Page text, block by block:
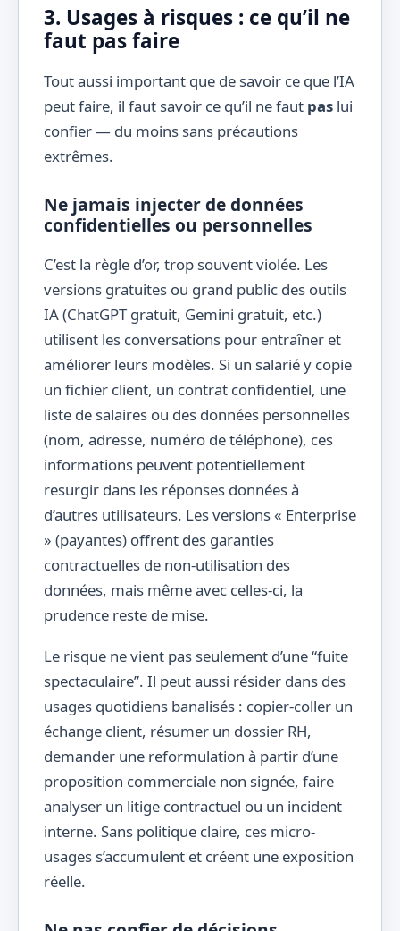
3. Usages à risques : ce qu’il ne
faut pas faire
Tout aussi important que de savoir ce que l’IA
peut faire, il faut savoir ce qu’il ne faut pas lui
confier — du moins sans précautions
extrêmes.
Ne jamais injecter de données
confidentielles ou personnelles
C’est la règle d’or, trop souvent violée. Les
versions gratuites ou grand public des outils
IA (ChatGPT gratuit, Gemini gratuit, etc.)
utilisent les conversations pour entraîner et
améliorer leurs modèles. Si un salarié y copie
un fichier client, un contrat confidentiel, une
liste de salaires ou des données personnelles
(nom, adresse, numéro de téléphone), ces
informations peuvent potentiellement
resurgir dans les réponses données à
d’autres utilisateurs. Les versions « Enterprise
» (payantes) offrent des garanties
contractuelles de non-utilisation des
données, mais même avec celles-ci, la
prudence reste de mise.
Le risque ne vient pas seulement d’une “fuite
spectaculaire”. Il peut aussi résider dans des
usages quotidiens banalisés : copier-coller un
échange client, résumer un dossier RH,
demander une reformulation à partir d’une
proposition commerciale non signée, faire
analyser un litige contractuel ou un incident
interne. Sans politique claire, ces micro-
usages s’accumulent et créent une exposition
réelle.